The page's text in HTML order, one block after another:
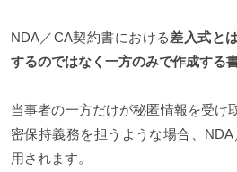
NDA／CA契約書における差入式と
するのではなく一方のみで作成する
当事者の一方だけが秘匿情報を受け
密保持義務を担うような場合、
用されます。